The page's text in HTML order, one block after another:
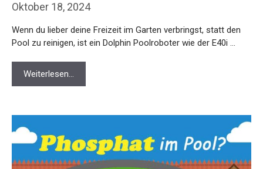
Oktober 18, 2024
Wenn du lieber deine Freizeit im Garten verbringst, statt den
Pool zu reinigen, ist ein Dolphin Poolroboter wie der E40i …
Weiterlesen…